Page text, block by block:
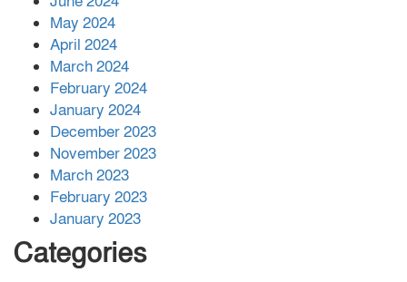
May 2024
April 2024
March 2024
February 2024
January 2024
December 2023
November 2023
March 2023
February 2023
January 2023
Categories